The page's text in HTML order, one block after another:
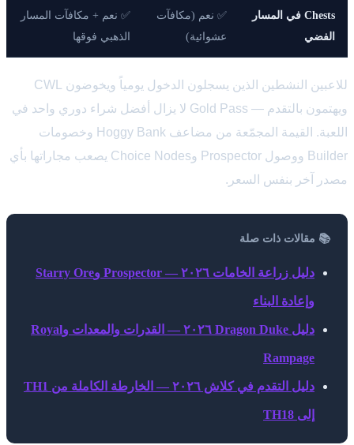
Chests في المسار
الفضي
✅ نعم (مكافآت
عشوائية)
✅ نعم + مكافآت المسار
الذهبي فوقها
للاعبين النشطين الذين يسجلون الدخول يومياً ويخوضون CWL
ويهتمون بالتقدم — Gold Pass لا يزال أفضل شراء دوري واحد في
اللعبة. القيمة المجمّعة من مضاعف Hoggy Bank وخصومات
Builder ووصول Prospector وChoice Nodes يصعب مجاراتها بأي
مصدر آخر بنفس السعر.
📚 مقالات ذات صلة
دليل زراعة الخامات ٢٠٢٦ — Prospector وStarry Ore
وإعادة البناء
دليل Dragon Duke ٢٠٢٦ — القدرات والمعدات وRoyal
Rampage
دليل التقدم في كلاش ٢٠٢٦ — الخارطة الكاملة من TH1
إلى TH18